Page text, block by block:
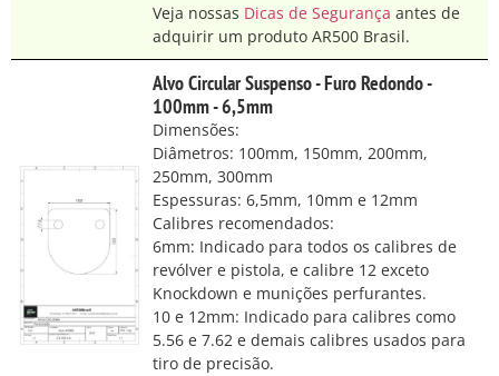
Veja nossas Dicas de Segurança antes de
adquirir um produto AR500 Brasil.
Alvo Circular Suspenso - Furo Redondo -
100mm - 6,5mm
Dimensões:
Diâmetros: 100mm, 150mm, 200mm,
250mm, 300mm
Espessuras: 6,5mm, 10mm e 12mm
Calibres recomendados:
6mm: Indicado para todos os calibres de
revólver e pistola, e calibre 12 exceto
Knockdown e munições perfurantes.
10 e 12mm: Indicado para calibres como
5.56 e 7.62 e demais calibres usados para
tiro de precisão.